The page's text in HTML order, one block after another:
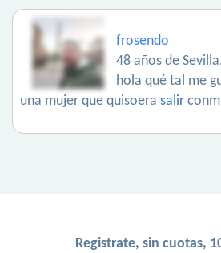
frosendo
48 años de
hola qué tal me
una mujer que quisoera salir
Registrate, sin cuotas,